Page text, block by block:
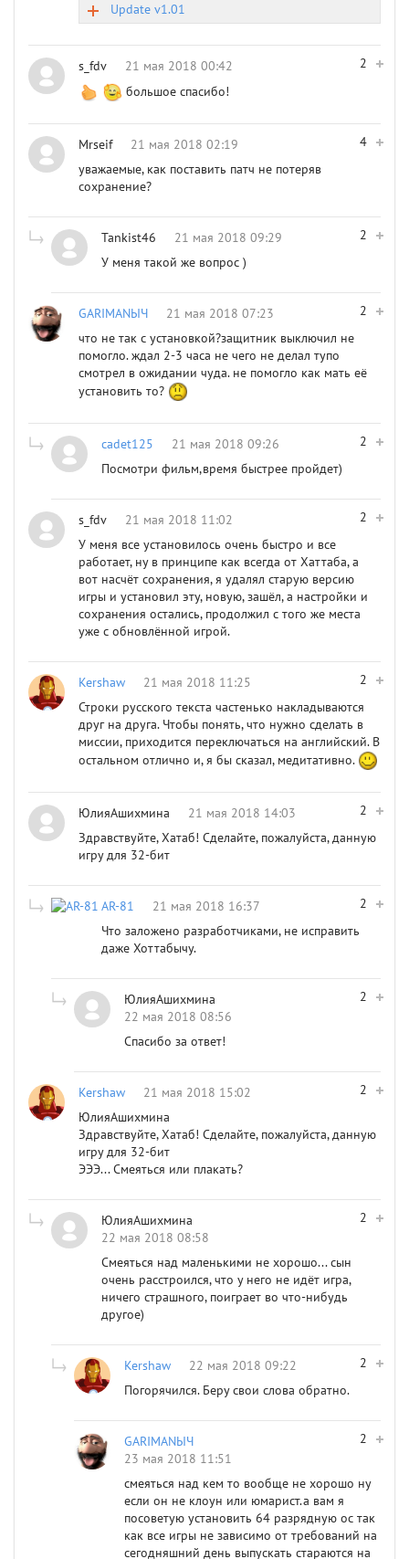
Update v1.01
2
s_fdv
21 мая 2018 00:42
большое спасибо!
4
Mrseif
21 мая 2018 02:19
уважаемые, как поставить патч не потеряв
сохранение?
2
Tankist46
21 мая 2018 09:29
У меня такой же вопрос )
2
GARIMANЫЧ
21 мая 2018 07:23
что не так с установкой?защитник выключил не
помогло. ждал 2-3 часа не чего не делал тупо
смотрел в ожидании чуда. не помогло как мать её
установить то?
2
cadet125
21 мая 2018 09:26
Посмотри фильм,время быстрее пройдет)
2
s_fdv
21 мая 2018 11:02
У меня все установилось очень быстро и все
работает, ну в принципе как всегда от Хаттаба, а
вот насчёт сохранения, я удалял старую версию
игры и установил эту, новую, зашёл, а настройки и
сохранения остались, продолжил с того же места
уже с обновлённой игрой.
2
Kershaw
21 мая 2018 11:25
Строки русского текста частенько накладываются
друг на друга. Чтобы понять, что нужно сделать в
миссии, приходится переключаться на английский. В
остальном отлично и, я бы сказал, медитативно.
2
ЮлияАшихмина
21 мая 2018 14:03
Здравствуйте, Хатаб! Сделайте, пожалуйста, данную
игру для 32-бит
2
AR-81
21 мая 2018 16:37
Что заложено разработчиками, не исправить
даже Хоттабычу.
2
ЮлияАшихмина
22 мая 2018 08:56
Спасибо за ответ!
2
Kershaw
21 мая 2018 15:02
ЮлияАшихмина
Здравствуйте, Хатаб! Сделайте, пожалуйста, данную
игру для 32-бит
ЭЭЭ... Смеяться или плакать?
2
ЮлияАшихмина
22 мая 2018 08:58
Смеяться над маленькими не хорошо... сын
очень расстроился, что у него не идёт игра,
ничего страшного, поиграет во что-нибудь
другое)
2
Kershaw
22 мая 2018 09:22
Погорячился. Беру свои слова обратно.
2
GARIMANЫЧ
23 мая 2018 11:51
смеяться над кем то вообще не хорошо ну
если он не клоун или юмарист.а вам я
посоветую установить 64 разрядную ос так
как все игры не зависимо от требований на
сегодняшний день выпускать стараются на